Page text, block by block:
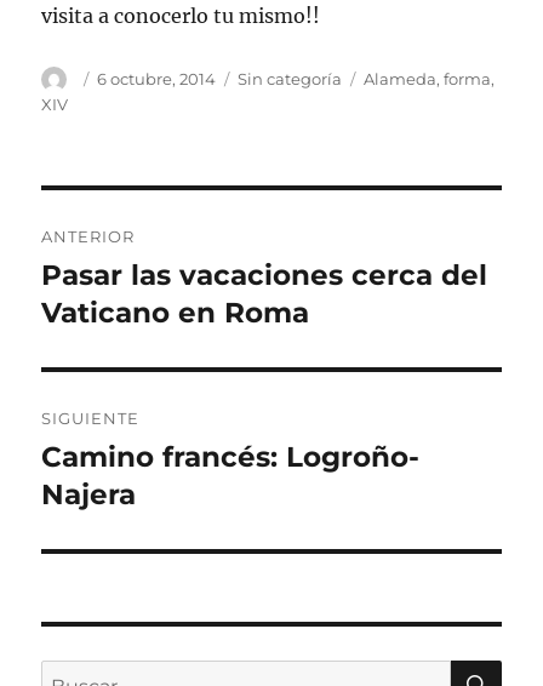
visita a conocerlo tu mismo!!
Autor
Publicado
6 octubre, 2014 Categorías
Sin categoría Etiquetas
Alameda,forma,
XIV
de
entradas
ANTERIOR
Entrada
anterior:
Pasar las vacaciones cerca del
Vaticano en Roma
SIGUIENTE
Entrada
siguiente:
Camino francés: Logroño-
Najera
Buscar